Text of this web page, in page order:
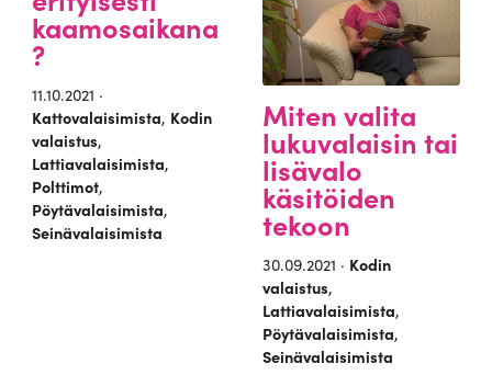
kaamosaikana
?
11.10.2021 ·
Kattovalaisimista, Kodin
valaistus,
Lattiavalaisimista,
Polttimot,
Pöytävalaisimista,
Seinävalaisimista
Miten valita
lukuvalaisin tai
lisävalo
käsitöiden
tekoon
30.09.2021 · Kodin
valaistus,
Lattiavalaisimista,
Pöytävalaisimista,
Seinävalaisimista